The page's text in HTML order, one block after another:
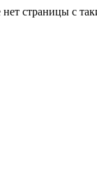
страницы с